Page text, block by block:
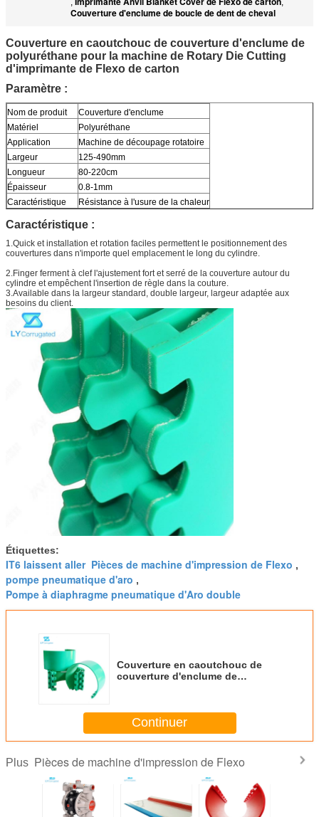
, ,
Couverture d'enclume de boucle de dent de cheval
Couverture en caoutchouc de couverture d'enclume de
polyuréthane pour la machine de Rotary Die Cutting
d'imprimante de Flexo de carton
Paramètre :
Nom de produit
Couverture d'enclume
Matériel
Polyuréthane
Application
Machine de découpage rotatoire
Largeur
125-490mm
Longueur
80-220cm
Épaisseur
0.8-1mm
Caractéristique
Résistance à l'usure de la chaleur
Caractéristique :
1.Quick et installation et rotation faciles permettent le positionnement des
couvertures dans n'importe quel emplacement le long du cylindre.
2.Finger ferment à clef l'ajustement fort et serré de la couverture autour du
cylindre et empêchent l'insertion de règle dans la couture.
3.Available dans la largeur standard, double largeur, largeur adaptée aux
besoins du client.
Étiquettes:
IT6 laissent aller Pièces de machine d'impression de Flexo ,
pompe pneumatique d'aro ,
Pompe à diaphragme pneumatique d'Aro double
Couverture en caoutchouc de
couverture d'enclume de
de Flexo de carton
Continuer
Plus Pièces de machine d'impression de Flexo